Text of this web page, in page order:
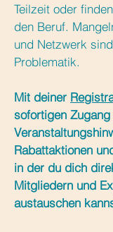
Teilzeit oder
den Beruf.
und Netzwerk
Problematik.
Mit deiner
sofortigen
Rabattaktionen
in der du dich
Mitgliedern und
austauschen